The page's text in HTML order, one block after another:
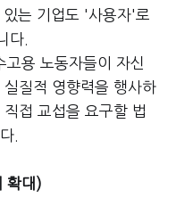
있는 기업도 '사용자'로
다.
고용 노동자들이 자신
질적 영향력을 행사하
접 교섭을 요구할 법
.
확대)